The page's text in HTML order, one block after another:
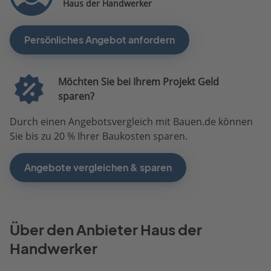
Haus der Handwerker
Persönliches Angebot anfordern
Möchten Sie bei Ihrem Projekt Geld
sparen?
Durch einen Angebotsvergleich mit Bauen.de können
Sie bis zu 20 % Ihrer Baukosten sparen.
Angebote vergleichen & sparen
Über den Anbieter Haus der
Handwerker